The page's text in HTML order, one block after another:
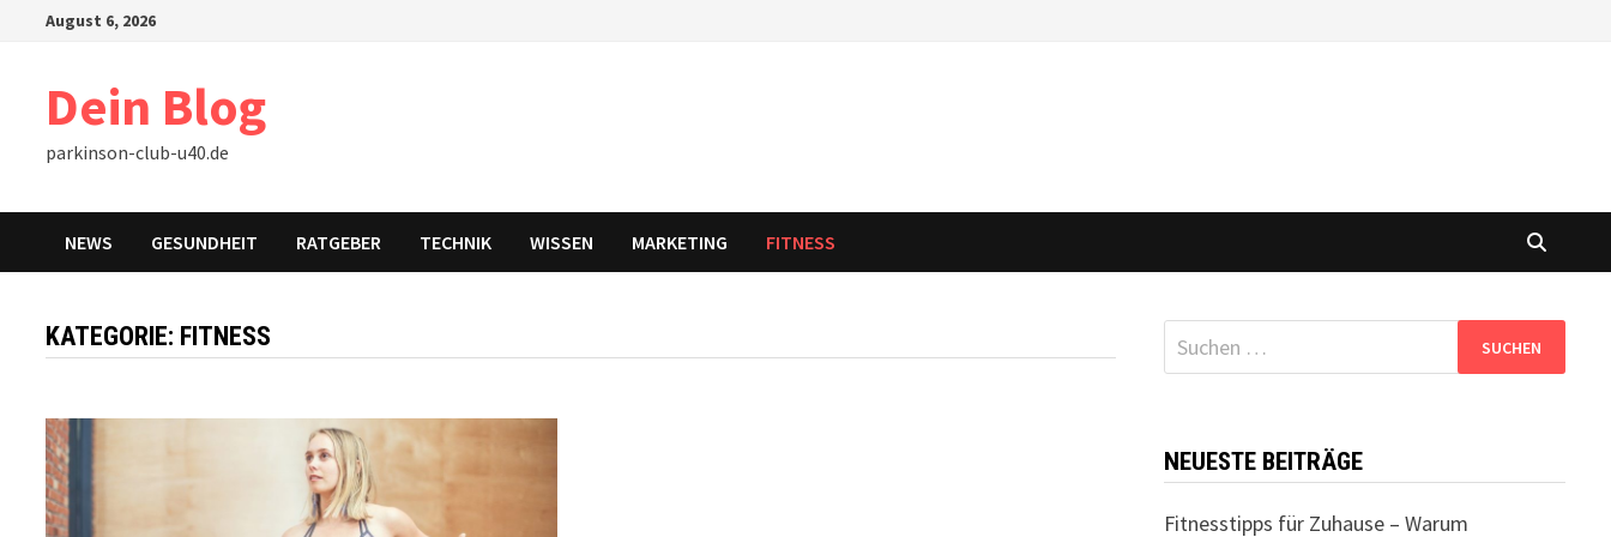
August 6, 2026
Dein Blog
parkinson-club-u40.de
NEWS GESUNDHEIT RATGEBER TECHNIK WISSEN MARKETING FITNESS
KATEGORIE: FITNESS
Suchen
nach:
NEUESTE BEITRÄGE
Fitnesstipps für Zuhause – Warum